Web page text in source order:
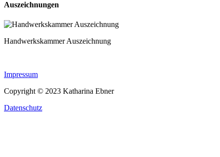
Auszeichnungen
Handwerkskammer Auszeichnung
Impressum
Copyright © 2023 Katharina Ebner
Datenschutz